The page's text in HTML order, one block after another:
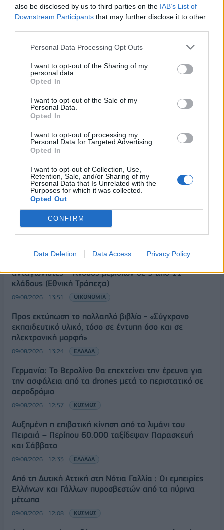
also be disclosed by us to third parties on the IAB’s List of
Downstream Participants that may further disclose it to other
Personal Data Processing Opt Outs
I want to opt-out of the Sharing of my
personal data.
Opted In
I want to opt-out of the Sale of my
Personal Data.
Opted In
I want to opt-out of processing my
Personal Data for Targeted Advertising.
Opted In
I want to opt-out of Collection, Use,
Retention, Sale, and/or Sharing of my
Personal Data that Is Unrelated with the
Purposes for which it was collected.
Opted Out
CONFIRM
Data Deletion Data Access Privacy Policy
ΡΟΗ ΕΙΔΗΣΕΩΝ
Π. Μαρινάκης: «Το δημογραφικό δεν μπορεί να
περιμένει»
09/08/2026 - 14:34
Ε. Τουρνάς: Πάνω από 400 πυρκαγιές σε δέκα
ημέρες - Σε επιφυλακή ο κρατικός μηχανισμός
ανταγωνιστές – Άνοδος μεριδίων σε 9 από 11
κλάδους (Εθνική Τράπεζα)
09/08/2026 - 13:51 ΟΙΚΟΝΟΜΙΑ
Προς εκτύπωση το πολλαπλό βιβλίο - «Σύγχρονο
εκπαιδευτικό υλικό, τόσο σε έντυπη όσο και σε
ηλεκτρονική μορφή»
09/08/2026 - 13:24 ΕΛΛΑΔΑ
Γερμανία: Το Βερολίνο θα επεκτείνει την έρευνα για
την ασφάλεια από τα drones μετά το περιστατικό σε
αεροδρόμιο
09/08/2026 - 12:57 ΚΟΣΜΟΣ
Αυξημένη η επιβατική κίνηση από το λιμάνι του
Πειραιά – Περίπου 60.000 ταξίδεψαν Παρασκευή
και Σάββατο
09/08/2026 - 12:33 ΕΛΛΑΔΑ
Από τη Δυτική Αττική στη Νότια Γαλλία : Οι εμπειρίες
Ελλήνων και Γάλλων πυροσβεστών από τα πύρινα
μέτωπα
09/08/2026 - 12:08 ΚΟΣΜΟΣ